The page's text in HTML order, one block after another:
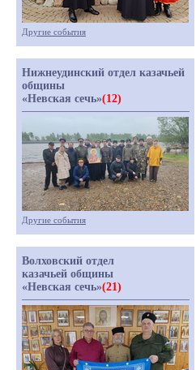
Другие события
Нижнеудинский отдел казачьей
общины
«Невская сечь»(12)
Другие события
Волховский отдел
казачьей общины
«Невская сечь»(21)